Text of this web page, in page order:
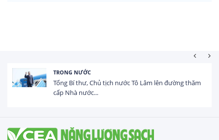
TRONG NƯỚC
Tổng Bí thư, Chủ tịch nước Tô Lâm lên đường thăm
cấp Nhà nước...